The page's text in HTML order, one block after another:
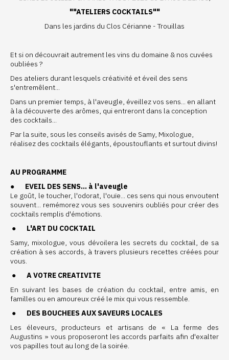
""ATELIERS COCKTAILS""
Dans les jardins du Clos Cérianne - Trouillas
Et si on découvrait autrement les vins du domaine & nos cuvées
oubliées ?
Des ateliers durant lesquels créativité et éveil des sens
s'entremêlent...
Dans un premier temps, à l'aveugle, éveillez vos sens... en allant
à la découverte des arômes, qui entreront dans la conception
des cocktails...
Par la suite, sous les conseils avisés de Samy, Mixologue,
réalisez des cocktails élégants, époustouflants et surtout divins!
AU PROGRAMME
● EVEIL DES SENS... à l'aveugle
Le goût, le toucher, l'odorat, l'ouïe... ces sens qui nous envoutent
souvent... remémorez vous ses souvenirs oubliés pour créer des
cocktails remplis d'émotions.
● L'ART DU COCKTAIL
Samy, mixologue, vous dévoilera les secrets du cocktail, de sa
création à ses accords, à travers plusieurs recettes créées pour
vous.
● A VOTRE CREATIVITE
En suivant les bases de création du cocktail, entre amis, en
familles ou en amoureux créé le mix qui vous ressemble.
● DES BOUCHEES AUX SAVEURS LOCALES
Les éleveurs, producteurs et artisans de « La ferme des
Augustins » vous proposeront les accords parfaits afin d'exalter
vos papilles tout au long de la soirée.